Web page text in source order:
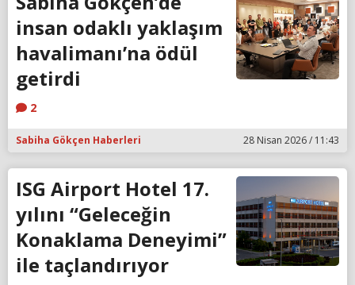
insan odaklı yaklaşım
havalimanı’na ödül
getirdi
2
Sabiha Gökçen Haberleri 28 Nisan 2026 / 11:43
ISG Airport Hotel 17.
yılını “Geleceğin
Konaklama Deneyimi”
ile taçlandırıyor